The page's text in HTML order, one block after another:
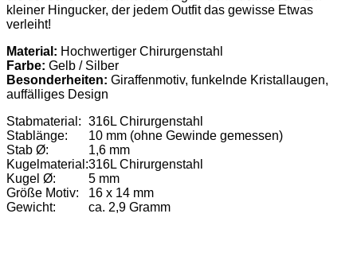
kleiner Hingucker, der jedem Outfit das gewisse Etwas
verleiht!
Material: Hochwertiger Chirurgenstahl
Farbe: Gelb / Silber
Besonderheiten: Giraffenmotiv, funkelnde Kristallaugen,
auffälliges Design
Stabmaterial: 316L Chirurgenstahl
Stablänge:
10 mm (ohne Gewinde gemessen)
Stab Ø:
1,6 mm
Kugelmaterial:316L Chirurgenstahl
Kugel Ø:
5 mm
Größe Motiv:
16 x 14 mm
Gewicht:
ca. 2,9 Gramm